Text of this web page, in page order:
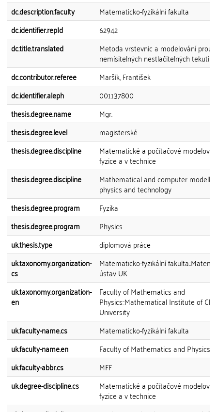
dc.description.faculty
Matematicko-fyzikální fakulta
dc.identifier.repId
62942
dc.title.translated
Metoda vrstevnic a modelování
nemísitelných nestlačitelných tekutin
dc.contributor.referee
Maršík, František
dc.identifier.aleph
001137800
thesis.degree.name
Mgr.
thesis.degree.level
magisterské
thesis.degree.discipline
Matematické a počítačové
fyzice a v technice
thesis.degree.discipline
Mathematical and computer
physics and technology
thesis.degree.program
Fyzika
thesis.degree.program
Physics
uk.thesis.type
diplomová práce
uk.taxonomy.organization-
cs
Matematicko-fyzikální
ústav UK
uk.taxonomy.organization-
en
Faculty of Mathematics and
Physics::Mathematical Institute of
University
uk.faculty-name.cs
Matematicko-fyzikální fakulta
uk.faculty-name.en
Faculty of Mathematics and Physics
uk.faculty-abbr.cs
MFF
uk.degree-discipline.cs
Matematické a počítačové
fyzice a v technice